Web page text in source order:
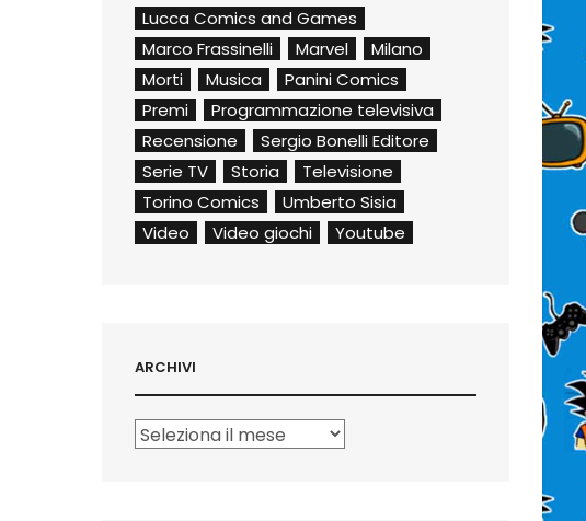
Lucca Comics and Games
Marco Frassinelli
Marvel
Milano
Morti
Musica
Panini Comics
Premi
Programmazione televisiva
Recensione
Sergio Bonelli Editore
Serie TV
Storia
Televisione
Torino Comics
Umberto Sisia
Video
Video giochi Youtube
ARCHIVI
Archivi